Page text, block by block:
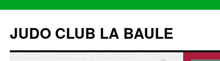
JUDO CLUB LA BAULE